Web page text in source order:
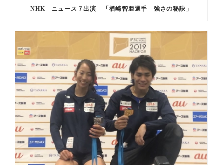
NHK ニュース７出演 「楢崎智亜選手 強さの秘訣」